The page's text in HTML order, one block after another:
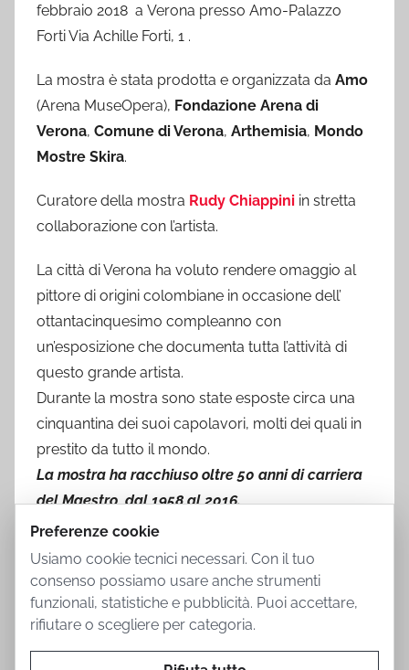
febbraio 2018 a Verona presso Amo-Palazzo
Forti Via Achille Forti, 1 .
La mostra è stata prodotta e organizzata da Amo
(Arena MuseOpera), Fondazione Arena di
Verona, Comune di Verona, Arthemisia, Mondo
Mostre Skira.
Curatore della mostra Rudy Chiappini in stretta
collaborazione con l’artista.
La città di Verona ha voluto rendere omaggio al
pittore di origini colombiane in occasione dell’
ottantacinquesimo compleanno con
un’esposizione che documenta tutta l’attività di
questo grande artista.
Durante la mostra sono state esposte circa una
cinquantina dei suoi capolavori, molti dei quali in
prestito da tutto il mondo.
La mostra ha racchiuso oltre 50 anni di carriera
del Maestro, dal 1958 al 2016.
Preferenze cookie
Usiamo cookie tecnici necessari. Con il tuo
consenso possiamo usare anche strumenti
funzionali, statistiche e pubblicità. Puoi accettare,
rifiutare o scegliere per categoria.